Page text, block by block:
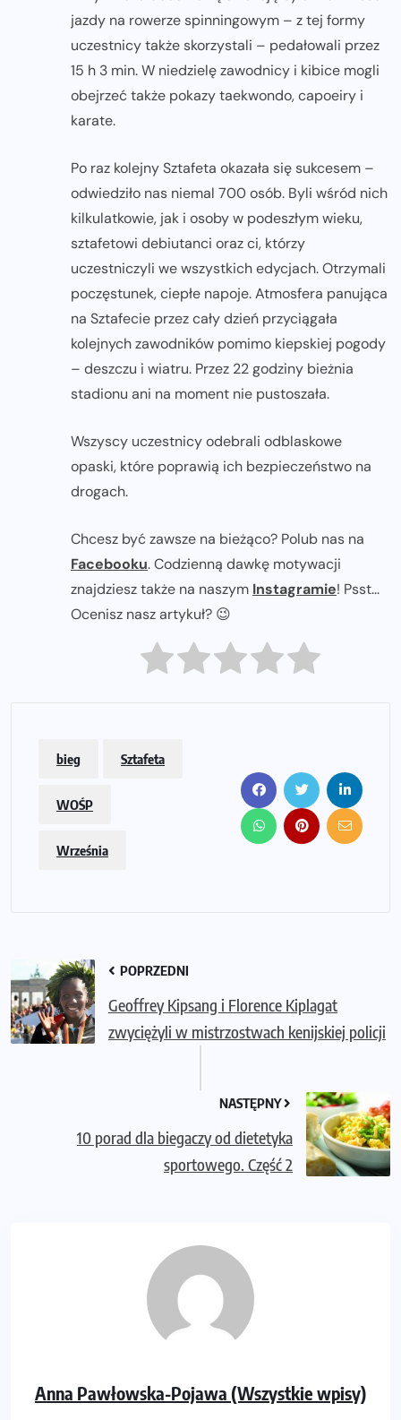
jazdy na rowerze spinningowym – z tej formy
uczestnicy także skorzystali – pedałowali przez
15 h 3 min. W niedzielę zawodnicy i kibice mogli
obejrzeć także pokazy taekwondo, capoeiry i
karate.
Po raz kolejny Sztafeta okazała się sukcesem –
odwiedziło nas niemal 700 osób. Byli wśród nich
kilkulatkowie, jak i osoby w podeszłym wieku,
sztafetowi debiutanci oraz ci, którzy
uczestniczyli we wszystkich edycjach. Otrzymali
poczęstunek, ciepłe napoje. Atmosfera panująca
na Sztafecie przez cały dzień przyciągała
kolejnych zawodników pomimo kiepskiej pogody
– deszczu i wiatru. Przez 22 godziny bieżnia
stadionu ani na moment nie pustoszała.
Wszyscy uczestnicy odebrali odblaskowe
opaski, które poprawią ich bezpieczeństwo na
drogach.
Chcesz być zawsze na bieżąco? Polub nas na
Facebooku. Codzienną dawkę motywacji
znajdziesz także na naszym Instagramie! Psst...
Ocenisz nasz artykuł? 😉
bieg Sztafeta
WOŚP
Września
POPRZEDNI
Geoffrey Kipsang i Florence Kiplagat
zwyciężyli w mistrzostwach kenijskiej policji
NASTĘPNY
10 porad dla biegaczy od dietetyka
sportowego. Część 2
Anna Pawłowska-Pojawa (Wszystkie wpisy)